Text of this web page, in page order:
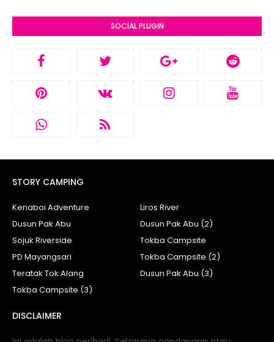
SOCIAL PLUGIN
STORY CAMPING
Kenaboi Adventure
Liros River
Dusun Pak Abu
Dusun Pak Abu (2)
Sojuk Riverside
Tokba Campsite
PD Mayangsari
Tokba Campsite (2)
Teratak Tok Alang
Dusun Pak Abu (3)
Tokba Campsite (3)
DISCLAIMER